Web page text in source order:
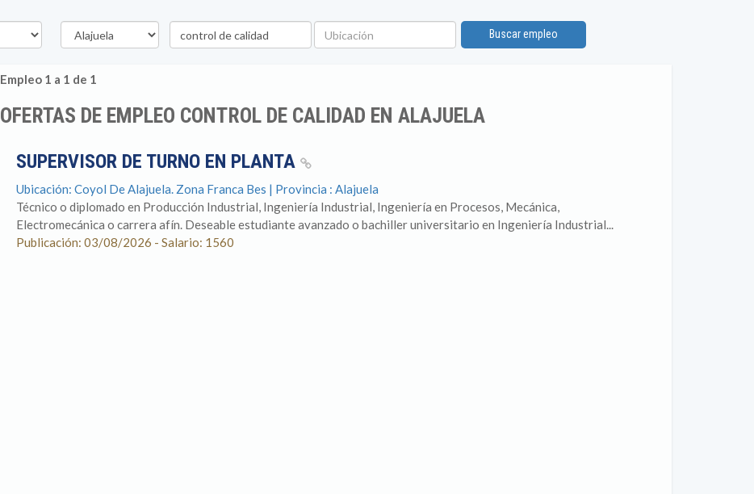
Provincia
Palabra
clave
Ubicación
Buscar empleo
Empleo 1 a 1 de 1
OFERTAS DE EMPLEO CONTROL DE CALIDAD EN ALAJUELA
SUPERVISOR DE TURNO EN PLANTA
Ubicación: Coyol De Alajuela. Zona Franca Bes | Provincia : Alajuela
Técnico o diplomado en Producción Industrial, Ingeniería Industrial, Ingeniería en Procesos, Mecánica,
Electromecánica o carrera afín. Deseable estudiante avanzado o bachiller universitario en Ingeniería Industrial...
Publicación: 03/08/2026 - Salario: 1560